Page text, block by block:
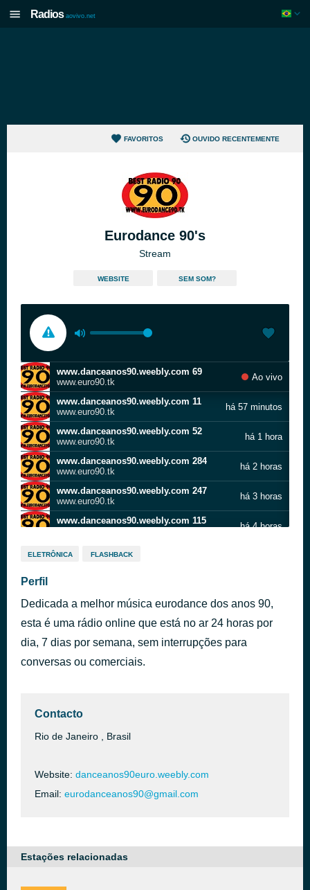
Radios aovivo.net
FAVORITOS OUVIDO RECENTEMENTE
Eurodance 90's
Stream
WEBSITE SEM SOM?
www.danceanos90.weebly.com 69
www.euro90.tk
Ao vivo
www.danceanos90.weebly.com 11
www.euro90.tk
há 57 minutos
www.danceanos90.weebly.com 52
www.euro90.tk
há 1 hora
www.danceanos90.weebly.com 284
www.euro90.tk
há 2 horas
www.danceanos90.weebly.com 247
www.euro90.tk
há 3 horas
www.danceanos90.weebly.com 115
há 4 horas
www.danceanos90.weebly.com 64
www.danceanos90.weebly.com 105
www.euro90.tk
www.danceanos90.weebly.com 100
www.euro90.tk
há 10 horas
ELETRÔNICA FLASHBACK
Perfil
Dedicada a melhor música eurodance dos anos 90,
esta é uma rádio online que está no ar 24 horas por
dia, 7 dias por semana, sem interrupções para
conversas ou comerciais.
Contacto
Rio de Janeiro , Brasil
Website: danceanos90euro.weebly.com
Email: eurodanceanos90@gmail.com
Estações relacionadas